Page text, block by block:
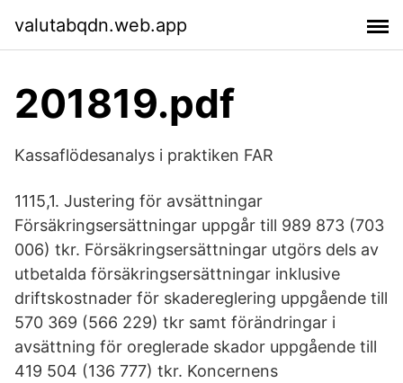
valutabqdn.web.app
201819.pdf
Kassaflödesanalys i praktiken FAR
1115,1. Justering för avsättningar
Försäkringsersättningar uppgår till 989 873 (703
006) tkr. Försäkringsersättningar utgörs dels av
utbetalda försäkringsersättningar inklusive
driftskostnader för skadereglering uppgående till
570 369 (566 229) tkr samt förändringar i
avsättning för oreglerade skador uppgående till
419 504 (136 777) tkr. Koncernens